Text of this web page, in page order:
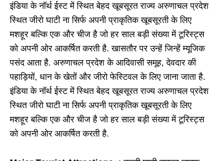
इंडिया के नॉर्थ ईस्ट में स्थित बेहद खूबसूरत राज्य अरुणाचल प्रदेश
स्थित जीरो घाटी ना सिर्फ अपनी प्राकृतिक खूबसूरती के लिए
मशहूर बल्कि एक और चीज है जो हर साल बड़ी संख्या में टूरिस्ट्स
को अपनी ओर आकर्षित करती है. खासतौर पर उन्हें जिन्हें म्यूजिक
पसंद आता है. अरुणाचल प्रदेश के आदिवासी समूह, देवदार की
पहाड़ियों, धान के खेतों और जीरो फेस्टिवल के लिए जाना जाता है.
इंडिया के नॉर्थ ईस्ट में स्थित बेहद खूबसूरत राज्य अरुणाचल प्रदेश
स्थित जीरो घाटी ना सिर्फ अपनी प्राकृतिक खूबसूरती के लिए
मशहूर बल्कि एक और चीज है जो हर साल बड़ी संख्या में टूरिस्ट्स
को अपनी ओर आकर्षित करती है.